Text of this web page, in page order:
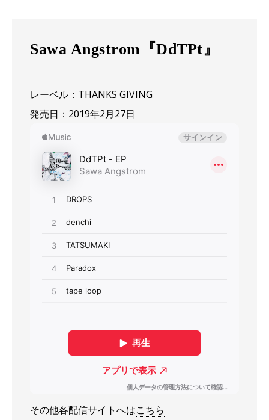
Sawa Angstrom『DdTPt』
レーベル：THANKS GIVING
発売日：2019年2月27日
その他各配信サイトへはこちら